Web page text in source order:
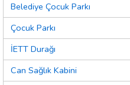
Belediye Çocuk Parkı
Çocuk Parkı
İETT Durağı
Can Sağlık Kabini